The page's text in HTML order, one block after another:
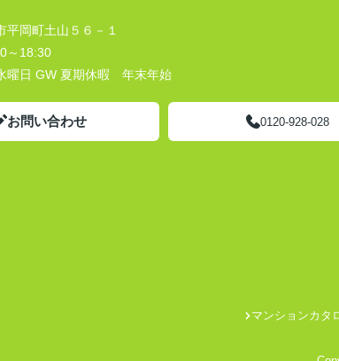
平岡町土山５６－１
～18:30
曜日 GW 夏期休暇 年末年始
お問い合わせ 0120-928-028
マンションカタ